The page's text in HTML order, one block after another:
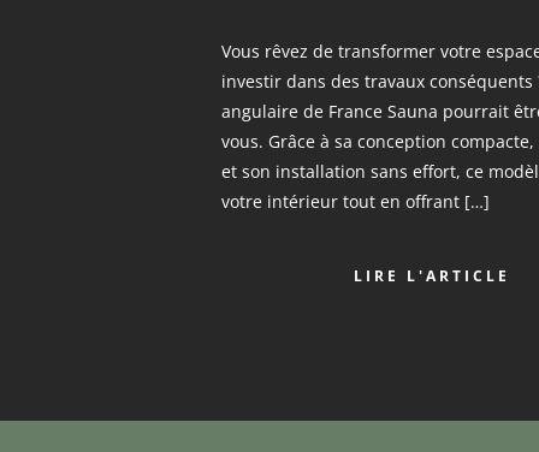
Vous rêvez de transformer votre
investir dans des travaux conséquents
angulaire de France Sauna pourrait
vous. Grâce à sa conception
et son installation sans effort, ce
votre intérieur tout en offrant […]
LIRE L'ARTICLE